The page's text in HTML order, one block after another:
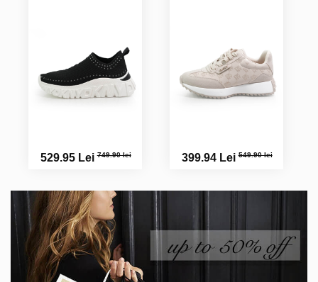
529.95 Lei749.90 lei 399.94 Lei549.90 lei